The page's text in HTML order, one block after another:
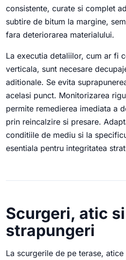
consistente, curate si complet
subtire de bitum la margine,
fara deteriorarea materialului.
La executia detaliilor, cum ar fi
verticala, sunt necesare
aditionale. Se evita
acelasi punct. Monitorizarea
permite remedierea imediata a
prin reincalzire si presare.
conditiile de mediu si la
esentiala pentru integritatea
Scurgeri, atic si
strapungeri
La scurgerile de pe terase,